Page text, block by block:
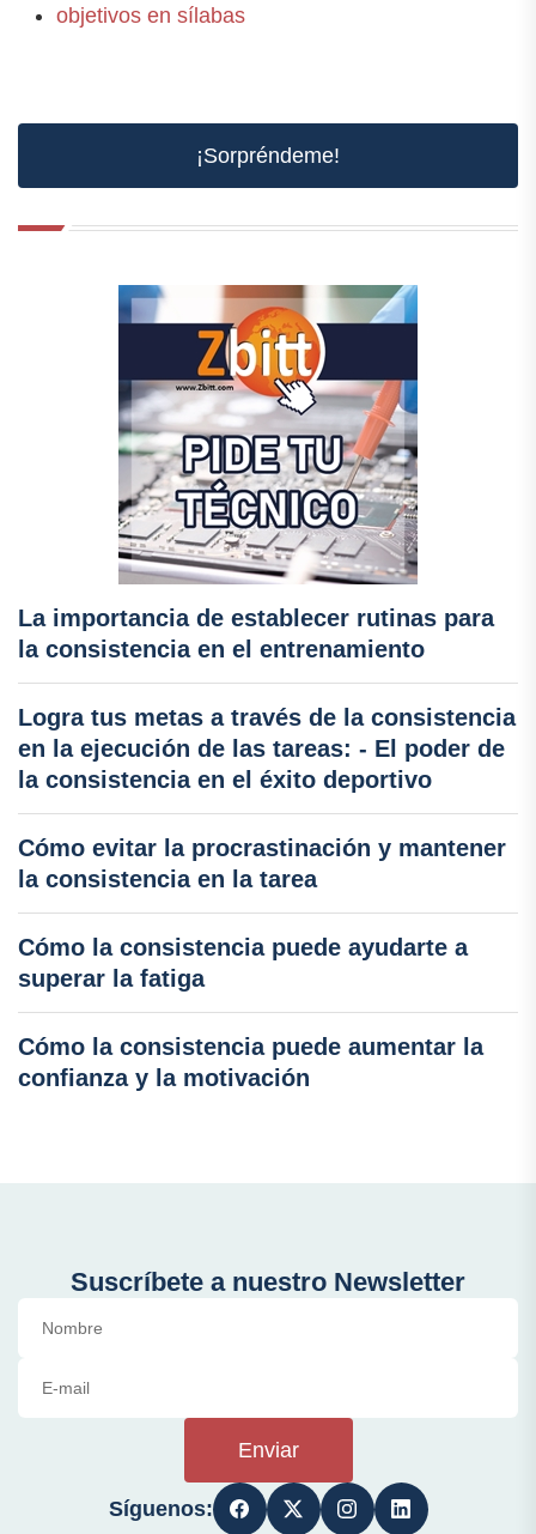
objetivos en sílabas
¡Sorpréndeme!
La importancia de establecer rutinas para
la consistencia en el entrenamiento
Logra tus metas a través de la consistencia
en la ejecución de las tareas: - El poder de
la consistencia en el éxito deportivo
Cómo evitar la procrastinación y mantener
la consistencia en la tarea
Cómo la consistencia puede ayudarte a
superar la fatiga
Cómo la consistencia puede aumentar la
confianza y la motivación
Suscríbete a nuestro Newsletter
Enviar
Síguenos: